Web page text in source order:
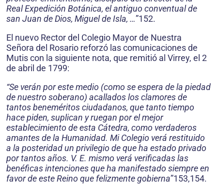
Real Expedición Botánica, el antiguo conventual de
san Juan de Dios, Miguel de Isla, …”152.
El nuevo Rector del Colegio Mayor de Nuestra
Señora del Rosario reforzó las comunicaciones de
Mutis con la siguiente nota, que remitió al Virrey, el 2
de abril de 1799:
“Se verán por este medio (como se espera de la piedad
de nuestro soberano) acallados los clamores de
tantos beneméritos ciudadanos, que tanto tiempo
hace piden, suplican y ruegan por el mejor
establecimiento de esta Cátedra, como verdaderos
amantes de la Humanidad. Mi Colegio verá restituido
a la posteridad un privilegio de que ha estado privado
por tantos años. V. E. mismo verá verificadas las
benéficas intenciones que ha manifestado siempre en
favor de este Reino que felizmente gobierna”153,154.